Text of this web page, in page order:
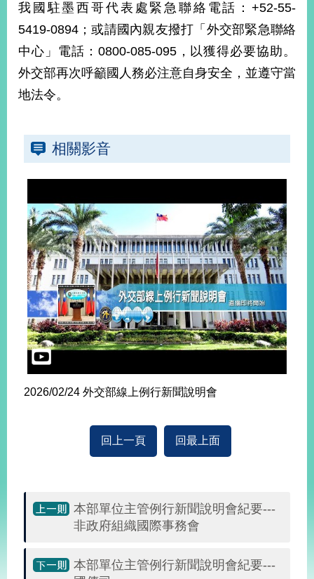
我國駐墨西哥代表處緊急聯絡電話：+52-55-
5419-0894；或請國內親友撥打「外交部緊急聯絡
中心」電話：0800-085-095，以獲得必要協助。
外交部再次呼籲國人務必注意自身安全，並遵守當
地法令。
相關影音
2026/02/24 外交部線上例行新聞說明會
回上一頁 回最上面
本部單位主管例行新聞說明會紀要---
非政府組織國際事務會
本部單位主管例行新聞說明會紀要---